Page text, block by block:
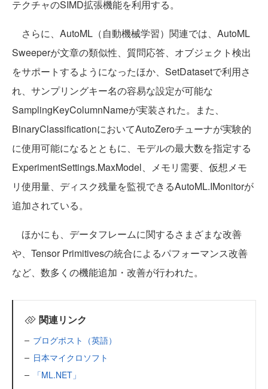
テクチャのSIMD拡張機能を利用する。
さらに、AutoML（自動機械学習）関連では、AutoML
Sweeperが文章の類似性、質問応答、オブジェクト検出
をサポートするようになったほか、SetDatasetで利用さ
れ、サンプリングキー名の容易な設定が可能な
SamplingKeyColumnNameが実装された。また、
BinaryClassificationにおいてAutoZeroチューナが実験的
に使用可能になるとともに、モデルの最大数を指定する
ExperimentSettings.MaxModel、メモリ需要、仮想メモ
リ使用量、ディスク残量を監視できるAutoML.IMonitorが
追加されている。
ほかにも、データフレームに関するさまざまな改善
や、Tensor Primitivesの統合によるパフォーマンス改善
など、数多くの機能追加・改善が行われた。
関連リンク
ブログポスト（英語）
日本マイクロソフト
「ML.NET」